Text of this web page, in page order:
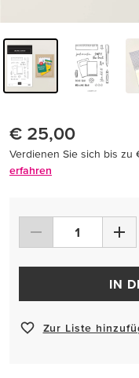
€ 25,00
Verdienen Sie sich bis zu
erfahren
IN
Zur Liste